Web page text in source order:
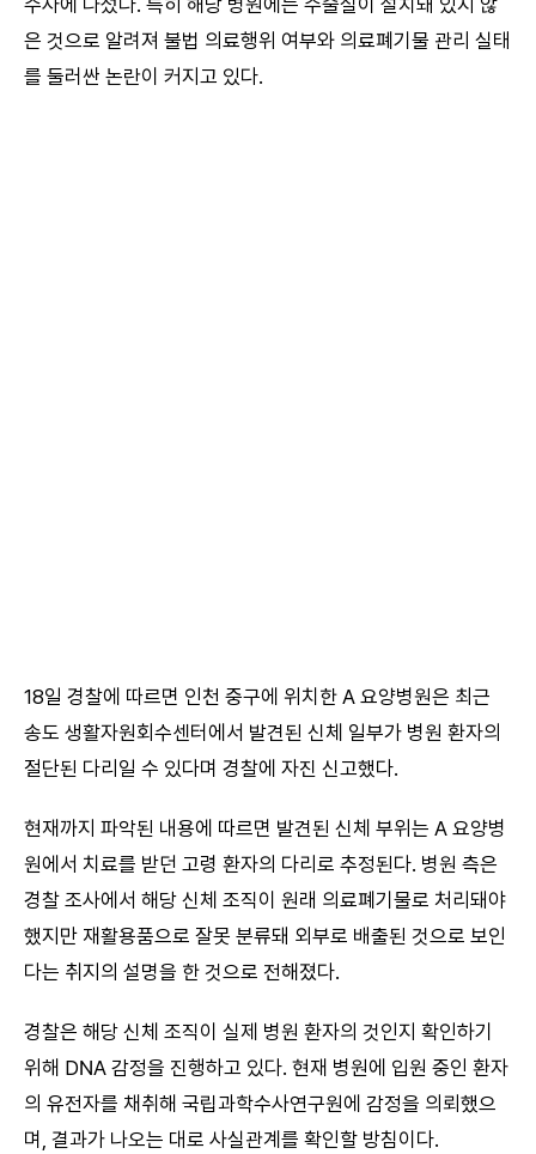
수사에 나섰다. 특히 해당 병원에는 수술실이 설치돼 있지 않
은 것으로 알려져 불법 의료행위 여부와 의료폐기물 관리 실태
를 둘러싼 논란이 커지고 있다.
18일 경찰에 따르면 인천 중구에 위치한 A 요양병원은 최근
송도 생활자원회수센터에서 발견된 신체 일부가 병원 환자의
절단된 다리일 수 있다며 경찰에 자진 신고했다.
현재까지 파악된 내용에 따르면 발견된 신체 부위는 A 요양병
원에서 치료를 받던 고령 환자의 다리로 추정된다. 병원 측은
경찰 조사에서 해당 신체 조직이 원래 의료폐기물로 처리돼야
했지만 재활용품으로 잘못 분류돼 외부로 배출된 것으로 보인
다는 취지의 설명을 한 것으로 전해졌다.
경찰은 해당 신체 조직이 실제 병원 환자의 것인지 확인하기
위해 DNA 감정을 진행하고 있다. 현재 병원에 입원 중인 환자
의 유전자를 채취해 국립과학수사연구원에 감정을 의뢰했으
며, 결과가 나오는 대로 사실관계를 확인할 방침이다.